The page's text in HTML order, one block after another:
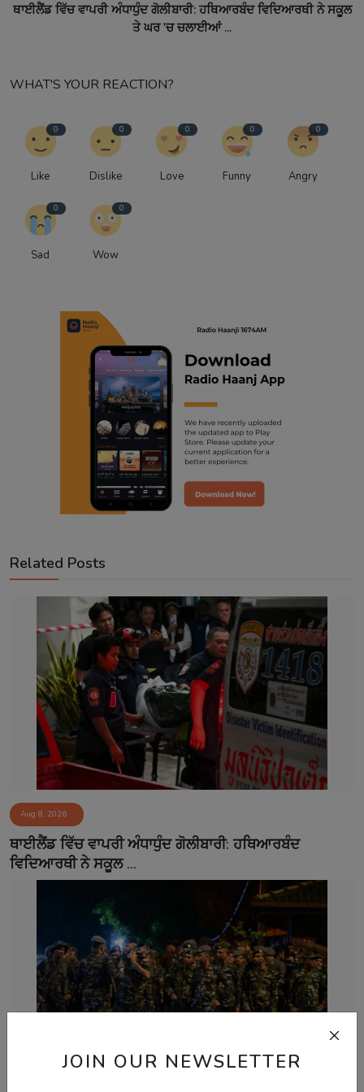
JOIN OUR NEWSLETTER
ਥਾਈਲੈਂਡ ਵਿੱਚ ਵਾਪਰੀ ਅੰਧਾਧੁੰਦ ਗੋਲੀਬਾਰੀ: ਹਥਿਆਰਬੰਦ ਵਿਦਿਆਰਥੀ ਨੇ ਸਕੂਲ
ਤੇ ਘਰ 'ਚ ਚਲਾਈਆਂ ...
WHAT'S YOUR REACTION?
0
Like
0
Dislike
0
Love
0
Funny
0
Angry
0
Sad
0
Wow
Related Posts
Aug 8, 2026
ਥਾਈਲੈਂਡ ਵਿੱਚ ਵਾਪਰੀ ਅੰਧਾਧੁੰਦ ਗੋਲੀਬਾਰੀ: ਹਥਿਆਰਬੰਦ
ਵਿਦਿਆਰਥੀ ਨੇ ਸਕੂਲ ...